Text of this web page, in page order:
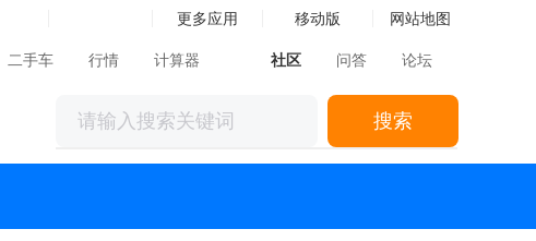
更多应用 移动版 网站地图
二手车 行情 计算器 社区 问答 论坛
搜索